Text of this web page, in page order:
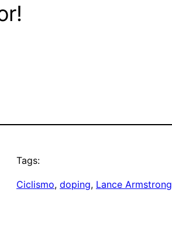
Tags:
Ciclismo, doping, Lance Armstrong